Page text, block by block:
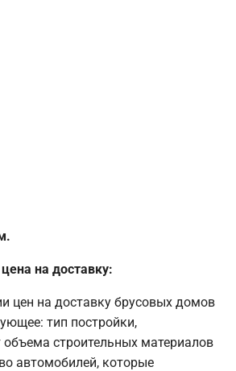
на доставку:
цен на доставку брусовых домов
тип постройки,
строительных материалов
автомобилей, которые